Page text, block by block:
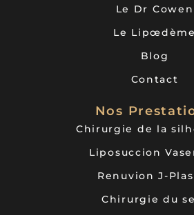
Le Dr Cowen
Le Lipœdème
Blog
Contact
Nos
Chirurgie de la
Liposuccion
Renuvion J-
Chirurgie du